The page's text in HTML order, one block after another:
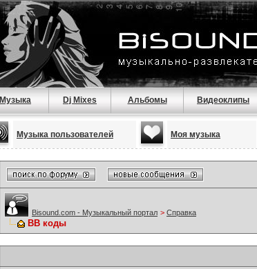
Музыка Dj Mixes Альбомы Видеоклипы
Музыка пользователей Моя музыка
Bisound.com - Музыкальный портал > Справка
BB коды